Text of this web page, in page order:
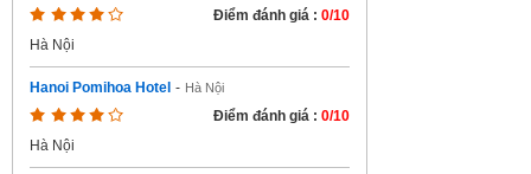
Điểm đánh giá : 0/10
Hà Nội
Hanoi Pomihoa Hotel - Hà Nội
Điểm đánh giá : 0/10
Hà Nội